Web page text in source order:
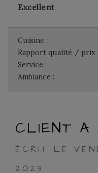
Excellent
Cuisine :
Rapport qualité / prix :
Service :
Ambiance :
CLIENT A
ÉCRIT LE
2023